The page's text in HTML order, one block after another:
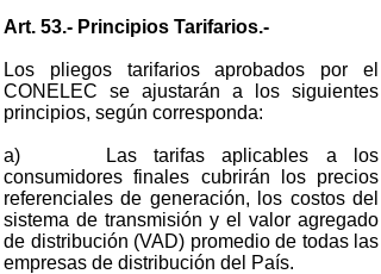
Art. 53.- Principios Tarifarios.-
Los pliegos tarifarios aprobados por el
CONELEC se ajustarán a los siguientes
principios, según corresponda:
a) Las tarifas aplicables a los
consumidores finales cubrirán los precios
referenciales de generación, los costos del
sistema de transmisión y el valor agregado
de distribución (VAD) promedio de todas las
empresas de distribución del País.